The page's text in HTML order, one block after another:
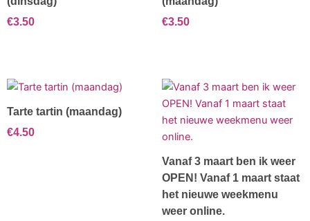
€3.50
€3.50
Tarte tartin (maandag)
€4.50
Vanaf 3 maart ben ik weer
OPEN! Vanaf 1 maart staat
het nieuwe weekmenu
weer online.